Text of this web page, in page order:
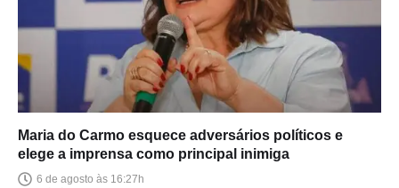
Maria do Carmo esquece adversários políticos e
elege a imprensa como principal inimiga
6 de agosto às 16:27h